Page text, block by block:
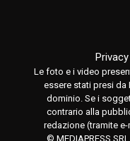
Le foto e i video
essere stati presi da
dominio. Se i
contrario alla
redazione (tramite e-
© MEDIAPRESS